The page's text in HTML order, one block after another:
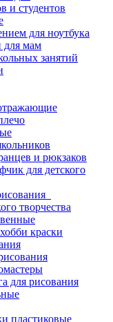
и студентов
для ноутбука
для мам
занятий
и рюкзаков
для детского
творчества
краски
для рисования
пластиковые